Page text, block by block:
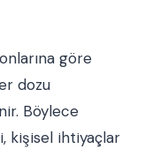
göre
dozu
Böylece
kişisel ihtiyaçlar